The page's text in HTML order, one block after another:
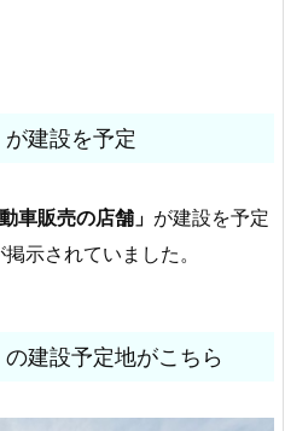
が建設を予定
動車販売の店舗」 が建設を予定
示されていました。
の建設予定地がこちら